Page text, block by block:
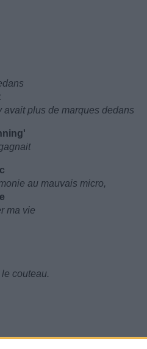
plus de marques dedans
au mauvais micro,
ma vie
couteau.